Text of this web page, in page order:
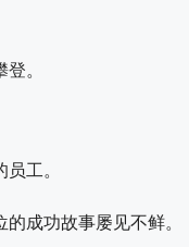
。
工。
成功故事屡见不鲜。